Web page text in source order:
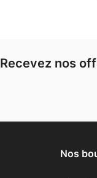
Recevez nos
Nos